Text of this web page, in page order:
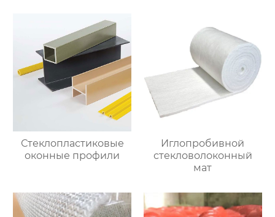
Стеклопластиковые
оконные профили
Иглопробивной
стекловолоконный
мат